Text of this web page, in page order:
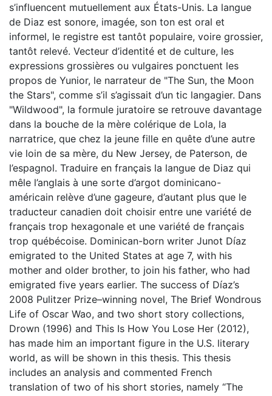
s’influencent mutuellement aux États-Unis. La langue
de Diaz est sonore, imagée, son ton est oral et
informel, le registre est tantôt populaire, voire grossier,
tantôt relevé. Vecteur d’identité et de culture, les
expressions grossières ou vulgaires ponctuent les
propos de Yunior, le narrateur de "The Sun, the Moon
the Stars", comme s’il s’agissait d’un tic langagier. Dans
"Wildwood", la formule juratoire se retrouve davantage
dans la bouche de la mère colérique de Lola, la
narratrice, que chez la jeune fille en quête d’une autre
vie loin de sa mère, du New Jersey, de Paterson, de
l’espagnol. Traduire en français la langue de Diaz qui
mêle l’anglais à une sorte d’argot dominicano-
américain relève d’une gageure, d’autant plus que le
traducteur canadien doit choisir entre une variété de
français trop hexagonale et une variété de français
trop québécoise. Dominican-born writer Junot Díaz
emigrated to the United States at age 7, with his
mother and older brother, to join his father, who had
emigrated five years earlier. The success of Díaz’s
2008 Pulitzer Prize–winning novel, The Brief Wondrous
Life of Oscar Wao, and two short story collections,
Drown (1996) and This Is How You Lose Her (2012),
has made him an important figure in the U.S. literary
world, as will be shown in this thesis. This thesis
includes an analysis and commented French
translation of two of his short stories, namely “The